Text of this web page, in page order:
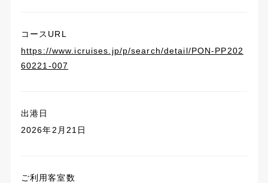
コースURL
https://www.icruises.jp/p/search/detail/PON-PP202
60221-007
出港日
2026年2月21日
ご利用客室数